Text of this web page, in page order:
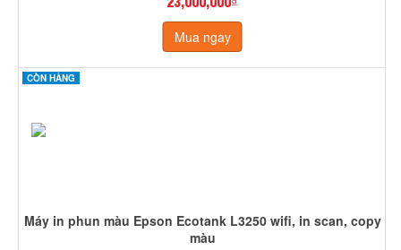
Mua ngay
CÒN HÀNG
Máy in phun màu Epson Ecotank L3250 wifi, in scan, copy
màu